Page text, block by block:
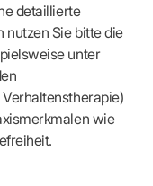
detaillierte
nutzen Sie bitte die
unter
wie